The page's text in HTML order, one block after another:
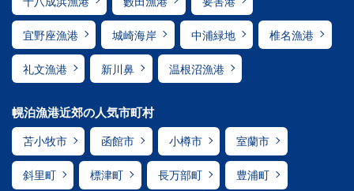
宜野座漁港 城崎海岸 中浦緑地 椎名漁港
礼文漁港 新川鼻 温根沼漁港
幌泊漁港近郊の人気市町村
苫小牧市 函館市 小樽市 室蘭市
斜里町 標津町 長万部町 豊浦町